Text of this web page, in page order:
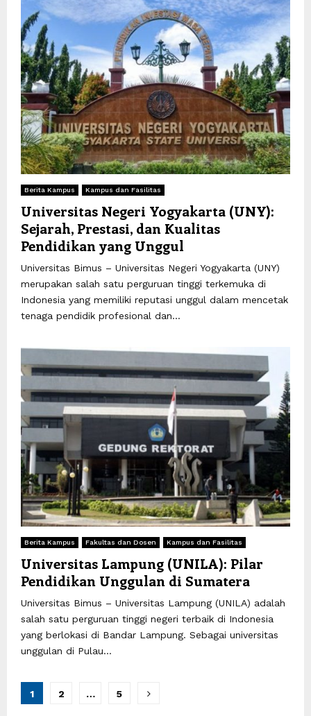
Berita Kampus Kampus dan Fasilitas
Universitas Negeri Yogyakarta (UNY):
Sejarah, Prestasi, dan Kualitas
Pendidikan yang Unggul
Universitas Bimus – Universitas Negeri Yogyakarta (UNY)
merupakan salah satu perguruan tinggi terkemuka di
Indonesia yang memiliki reputasi unggul dalam mencetak
tenaga pendidik profesional dan...
Berita Kampus Fakultas dan Dosen Kampus dan Fasilitas
Universitas Lampung (UNILA): Pilar
Pendidikan Unggulan di Sumatera
Universitas Bimus – Universitas Lampung (UNILA) adalah
salah satu perguruan tinggi negeri terbaik di Indonesia
yang berlokasi di Bandar Lampung. Sebagai universitas
unggulan di Pulau...
Paginasi
1 2 … 5